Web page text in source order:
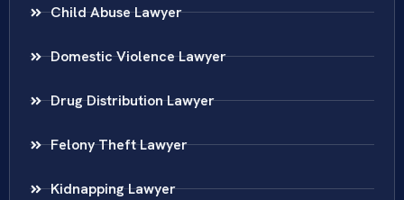
Child Abuse Lawyer
Domestic Violence Lawyer
Drug Distribution Lawyer
Felony Theft Lawyer
Kidnapping Lawyer